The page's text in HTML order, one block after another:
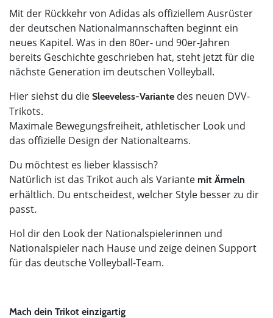
Mit der Rückkehr von Adidas als offiziellem Ausrüster
der deutschen Nationalmannschaften beginnt ein
neues Kapitel. Was in den 80er- und 90er-Jahren
bereits Geschichte geschrieben hat, steht jetzt für die
nächste Generation im deutschen Volleyball.
Hier siehst du die Sleeveless-Variante des neuen DVV-
Trikots.
Maximale Bewegungsfreiheit, athletischer Look und
das offizielle Design der Nationalteams.
Du möchtest es lieber klassisch?
Natürlich ist das Trikot auch als Variante mit Ärmeln
erhältlich. Du entscheidest, welcher Style besser zu dir
passt.
Hol dir den Look der Nationalspielerinnen und
Nationalspieler nach Hause und zeige deinen Support
für das deutsche Volleyball-Team.
Mach dein Trikot einzigartig